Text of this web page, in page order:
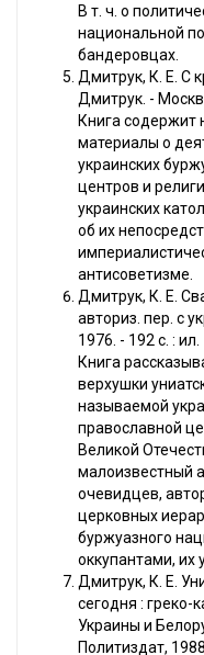
В т. ч. о
национальной
бандеровцах.
Дмитрук, К. Е. С
Дмитрук. -
Книга содержит
материалы о
украинских
центров и
украинских
об их
антисоветизме.
Дмитрук, К. Е.
авториз. пер. с
1976. - 192 с. : ил.
Книга
верхушки
называемой
православной
Великой
малоизвестный
очевидцев,
церковных
буржуазного
оккупантами, их
Дмитрук, К. Е.
сегодня : греко-
Украины и
Политиздат,